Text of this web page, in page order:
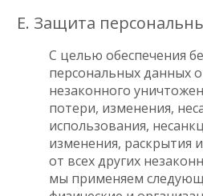
E. Защита
С целью обеспечения
персональных данных
незаконного
потери, изменения,
использования,
изменения, раскрытия
от всех других
мы применяем